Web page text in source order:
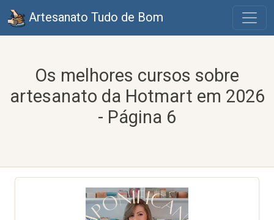
Artesanato Tudo de Bom
Os melhores cursos sobre
artesanato da Hotmart em 2026
- Página 6